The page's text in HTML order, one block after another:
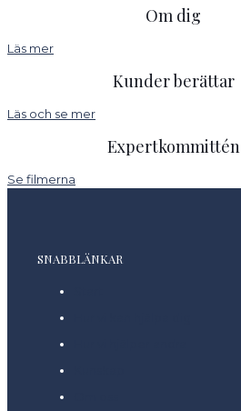
Om dig
Läs mer
Kunder berättar
Läs och se mer
Expertkommittén
Se filmerna
SNABBLÄNKAR